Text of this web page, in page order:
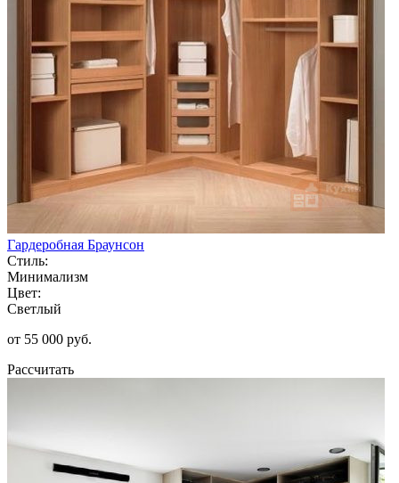
Гардеробная Браунсон
Стиль:
Минимализм
Цвет:
Светлый
от 55 000 руб.
Рассчитать